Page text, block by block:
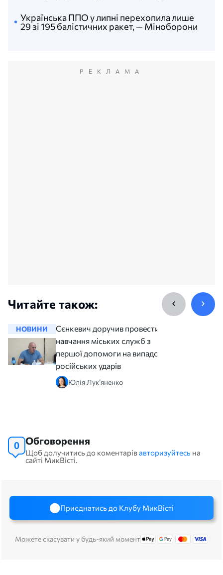
Українська ППО у липні перехопила лише
29 зі 195 балістичних ракет, — Міноборони
РЕКЛАМА
Читайте також:
НОВИНИ
Сєнкевич доручив провести
навчання міських служб з
першої допомоги на випадок
російських ударів
Юлія Лук’яненко
0 Обговорення
Щоб долучитись до коментарівавторизуйтесь на
сайті МикВісті.
Приєднатись до Клубу МикВісті
Можете скасувати у будь-який момент